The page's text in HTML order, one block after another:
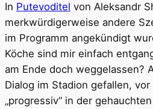
In Putevoditel von Aleksandr
merkwürdigerweise andere
im Programm angekündigt
Köche sind mir einfach
am Ende doch weggelassen?
Dialog im Stadion gefallen,
„progressiv“ in der